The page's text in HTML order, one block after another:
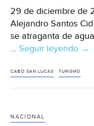
29 de diciembre de
Alejandro Santos
se atraganta de
… Seguir leyendo Baja
→
CABO SAN LUCAS TURISMO
NACIONAL